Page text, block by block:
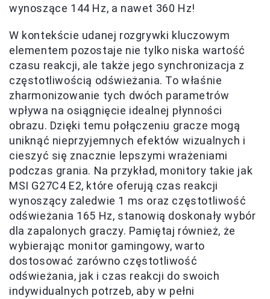
wynoszące 144 Hz, a nawet 360 Hz!
W kontekście udanej rozgrywki kluczowym
elementem pozostaje nie tylko niska wartość
czasu reakcji, ale także jego synchronizacja z
częstotliwością odświeżania. To właśnie
zharmonizowanie tych dwóch parametrów
wpływa na osiągnięcie idealnej płynności
obrazu. Dzięki temu połączeniu gracze mogą
uniknąć nieprzyjemnych efektów wizualnych i
cieszyć się znacznie lepszymi wrażeniami
podczas grania. Na przykład, monitory takie jak
MSI G27C4 E2, które oferują czas reakcji
wynoszący zaledwie 1 ms oraz częstotliwość
odświeżania 165 Hz, stanowią doskonały wybór
dla zapalonych graczy. Pamiętaj również, że
wybierając monitor gamingowy, warto
dostosować zarówno częstotliwość
odświeżania, jak i czas reakcji do swoich
indywidualnych potrzeb, aby w pełni